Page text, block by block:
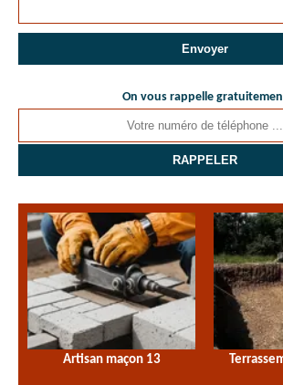
On vous rappelle
Artisan maçon 13